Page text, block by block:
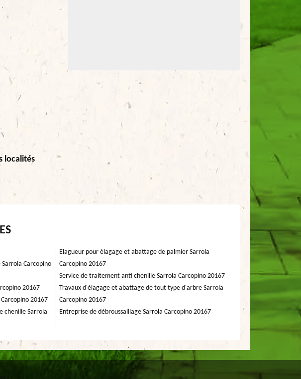
localités
Carcopino
20167
20167
chenille Sarrola
Elagueur pour élagage et abattage de palmier Sarrola
Carcopino 20167
Service de traitement anti chenille Sarrola Carcopino 20167
Travaux d'élagage et abattage de tout type d'arbre Sarrola
Carcopino 20167
Entreprise de débroussaillage Sarrola Carcopino 20167